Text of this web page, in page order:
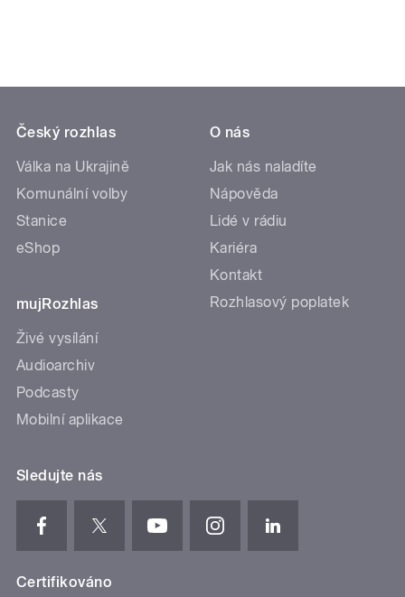
Český rozhlas
Válka na Ukrajině
Komunální volby
Stanice
eShop
mujRozhlas
Živé vysílání
Audioarchiv
Podcasty
Mobilní aplikace
O nás
Jak nás naladíte
Nápověda
Lidé v rádiu
Kariéra
Kontakt
Rozhlasový poplatek
Sledujte nás
Certifikováno